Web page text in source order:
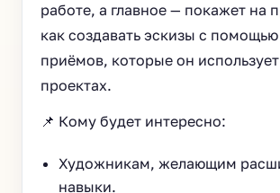
работе, а главное — покажет на
как создавать эскизы с
приёмов, которые он
проектах.
📌 Кому будет интересно:
Художникам, желающим
навыки.